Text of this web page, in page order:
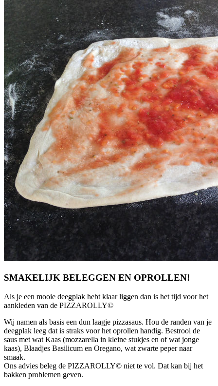
SMAKELIJK BELEGGEN EN OPROLLEN!
Als je een mooie deegplak hebt klaar liggen dan is het tijd voor het
aankleden van de PIZZAROLLY©
Wij namen als basis een dun laagje pizzasaus. Hou de randen van je
deegplak leeg dat is straks voor het oprollen handig. Bestrooi de
saus met wat Kaas (mozzarella in kleine stukjes en of wat jonge
kaas), Blaadjes Basilicum en Oregano, wat zwarte peper naar
smaak.
Ons advies beleg de PIZZAROLLY© niet te vol. Dat kan bij het
bakken problemen geven.